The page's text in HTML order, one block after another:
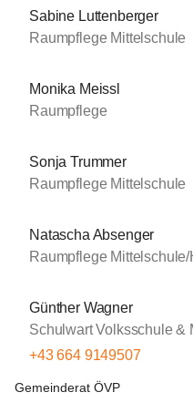
Sabine Luttenberger
Raumpflege Mittelschule
Monika Meissl
Raumpflege
Sonja Trummer
Raumpflege Mittelschule
Natascha Absenger
Raumpflege
Günther Wagner
Schulwart Volksschule &
+43 664 9149507
Gemeinderat ÖVP